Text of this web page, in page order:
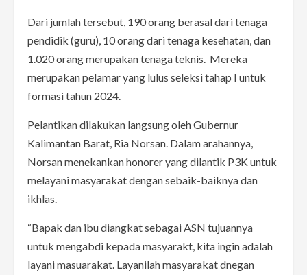
Dari jumlah tersebut, 190 orang berasal dari tenaga
pendidik (guru), 10 orang dari tenaga kesehatan, dan
1.020 orang merupakan tenaga teknis. Mereka
merupakan pelamar yang lulus seleksi tahap I untuk
formasi tahun 2024.
Pelantikan dilakukan langsung oleh Gubernur
Kalimantan Barat, Ria Norsan. Dalam arahannya,
Norsan menekankan honorer yang dilantik P3K untuk
melayani masyarakat dengan sebaik-baiknya dan
ikhlas.
“Bapak dan ibu diangkat sebagai ASN tujuannya
untuk mengabdi kepada masyarakt, kita ingin adalah
layani masuarakat. Layanilah masyarakat dnegan